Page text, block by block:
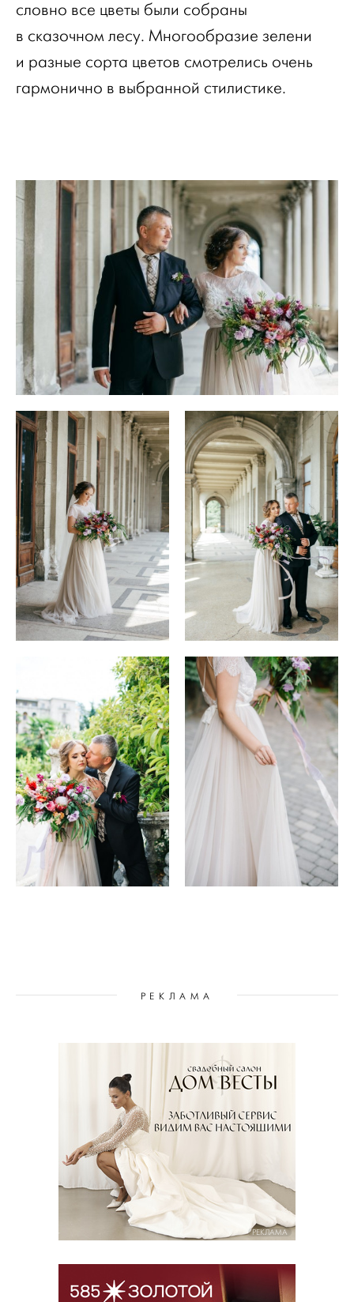
словно все цветы были собраны
в сказочном лесу. Многообразие зелени
и разные сорта цветов смотрелись очень
гармонично в выбранной стилистике.
РЕКЛАМА
РЕКЛАМА